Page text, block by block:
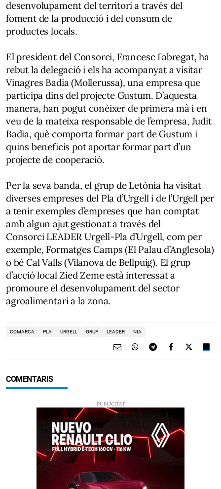
desenvolupament del territori a través del
foment de la producció i del consum de
productes locals.
El president del Consorci, Francesc Fabregat, ha
rebut la delegació i els ha acompanyat a visitar
Vinagres Badia (Mollerussa), una empresa que
participa dins del projecte Gustum. D’aquesta
manera, han pogut conèixer de primera mà i en
veu de la mateixa responsable de l’empresa, Judit
Badia, què comporta formar part de Gustum i
quins beneficis pot aportar formar part d’un
projecte de cooperació.
Per la seva banda, el grup de Letònia ha visitat
diverses empreses del Pla d’Urgell i de l’Urgell per
a tenir exemples d’empreses que han comptat
amb algun ajut gestionat a través del
Consorci LEADER Urgell-Pla d’Urgell, com per
exemple, Formatges Camps (El Palau d’Anglesola)
o bé Cal Valls (Vilanova de Bellpuig). El grup
d’acció local Zied Zeme està interessat a
promoure el desenvolupament del sector
agroalimentari a la zona.
COMARCA PLA URGELL GRUP LEADER NIA
COMENTARIS